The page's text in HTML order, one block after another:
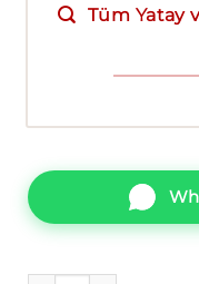
Tüm Yatay